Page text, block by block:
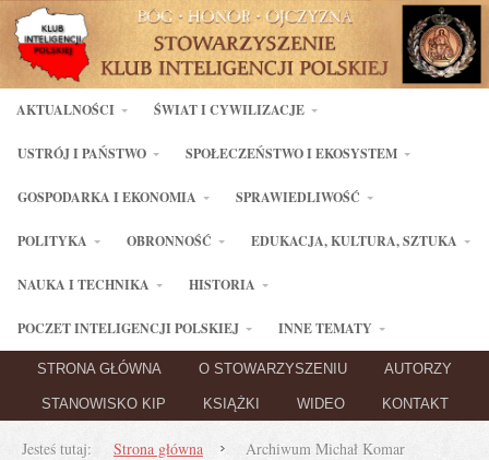
AKTUALNOŚCI ŚWIAT I CYWILIZACJE
USTRÓJ I PAŃSTWO SPOŁECZEŃSTWO I EKOSYSTEM
GOSPODARKA I EKONOMIA SPRAWIEDLIWOŚĆ
POLITYKA OBRONNOŚĆ EDUKACJA, KULTURA, SZTUKA
NAUKA I TECHNIKA HISTORIA
POCZET INTELIGENCJI POLSKIEJ INNE TEMATY
STRONA GŁÓWNA O STOWARZYSZENIU AUTORZY
STANOWISKO KIP KSIĄŻKI WIDEO KONTAKT
Jesteś tutaj: Strona główna Archiwum Michał Komar